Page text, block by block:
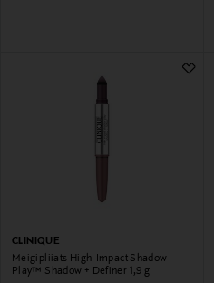
CLINIQUE
Meigipliiats High-Impact Shadow
Play™ Shadow + Definer 1,9 g